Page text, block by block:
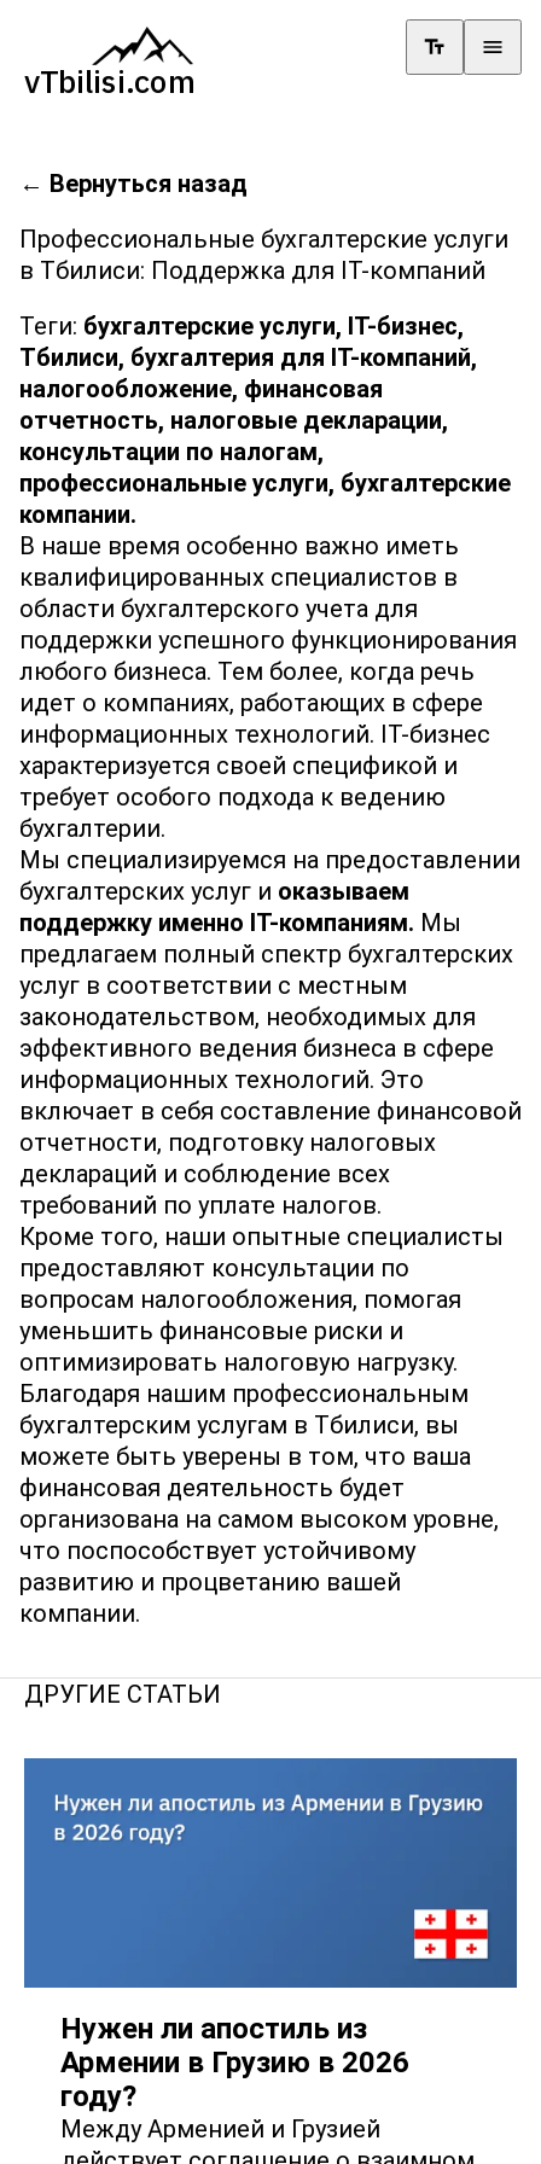
← Вернуться назад
Профессиональные бухгалтерские услуги
в Тбилиси: Поддержка для IT-компаний
Теги: бухгалтерские услуги, IT-бизнес,
Тбилиси, бухгалтерия для IT-компаний,
налогообложение, финансовая
отчетность, налоговые декларации,
консультации по налогам,
профессиональные услуги, бухгалтерские
компании.
В наше время особенно важно иметь
квалифицированных специалистов в
области бухгалтерского учета для
поддержки успешного функционирования
любого бизнеса. Тем более, когда речь
идет о компаниях, работающих в сфере
информационных технологий. IT-бизнес
характеризуется своей спецификой и
требует особого подхода к ведению
бухгалтерии.
Мы специализируемся на предоставлении
бухгалтерских услуг и оказываем
поддержку именно IT-компаниям. Мы
предлагаем полный спектр бухгалтерских
услуг в соответствии с местным
законодательством, необходимых для
эффективного ведения бизнеса в сфере
информационных технологий. Это
включает в себя составление финансовой
отчетности, подготовку налоговых
деклараций и соблюдение всех
требований по уплате налогов.
Кроме того, наши опытные специалисты
предоставляют консультации по
вопросам налогообложения, помогая
уменьшить финансовые риски и
оптимизировать налоговую нагрузку.
Благодаря нашим профессиональным
бухгалтерским услугам в Тбилиси, вы
можете быть уверены в том, что ваша
финансовая деятельность будет
организована на самом высоком уровне,
что поспособствует устойчивому
развитию и процветанию вашей
компании.
ДРУГИЕ СТАТЬИ
Нужен ли апостиль из
Армении в Грузию в 2026
году?
Между Арменией и Грузией